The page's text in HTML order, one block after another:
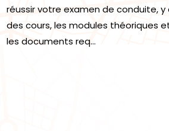
réussir votre examen de conduite, y
des cours, les modules théoriques
les documents req...